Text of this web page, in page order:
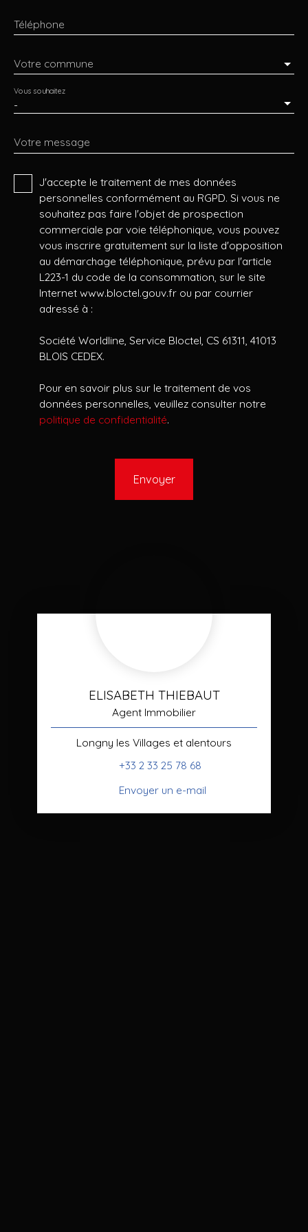
Téléphone
Votre commune
-
Vous souhaitez
Votre message
J'accepte le traitement de mes données
personnelles conformément au RGPD. Si vous ne
souhaitez pas faire l'objet de prospection
commerciale par voie téléphonique, vous pouvez
vous inscrire gratuitement sur la liste d'opposition
au démarchage téléphonique, prévu par l'article
L223-1 du code de la consommation, sur le site
Internet www.bloctel.gouv.fr ou par courrier
adressé à :
Société Worldline, Service Bloctel, CS 61311, 41013
BLOIS CEDEX.
Pour en savoir plus sur le traitement de vos
données personnelles, veuillez consulter notre
politique de confidentialité.
Envoyer
ELISABETH THIEBAUT
Agent Immobilier
Longny les Villages et alentours
+33 2 33 25 78 68
Envoyer un e-mail